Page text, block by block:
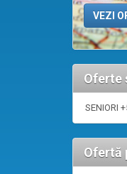
Oferte
SENIORI
Ofertă